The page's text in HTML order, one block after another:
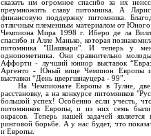
сказать им огромное спасибо за их
преумножить славу питомника. А
финансовую поддержку питомника.
отличным племенным материалом от
Чемпиона Мира 1998 г. Иберо де ла
спасибо и Алле Манько, которая
питомника "Шашвари". И теперь у
однопометника. Они сравнительно
Аффорти - лучший юниор выставок
Аргенто - Юный вице Чемпион Европы
выставки “День цвергшнауцера - 99”.
На Чемпионате Европы в Тулне, две
расстановку, а на конкурсе питомников
большой успех! Особенно если учесть,
питомников Европы, и из них семь были
окрасов. Теперь нашей задачей является
ринговой борьбе. А у нас будет, что
и Европы.